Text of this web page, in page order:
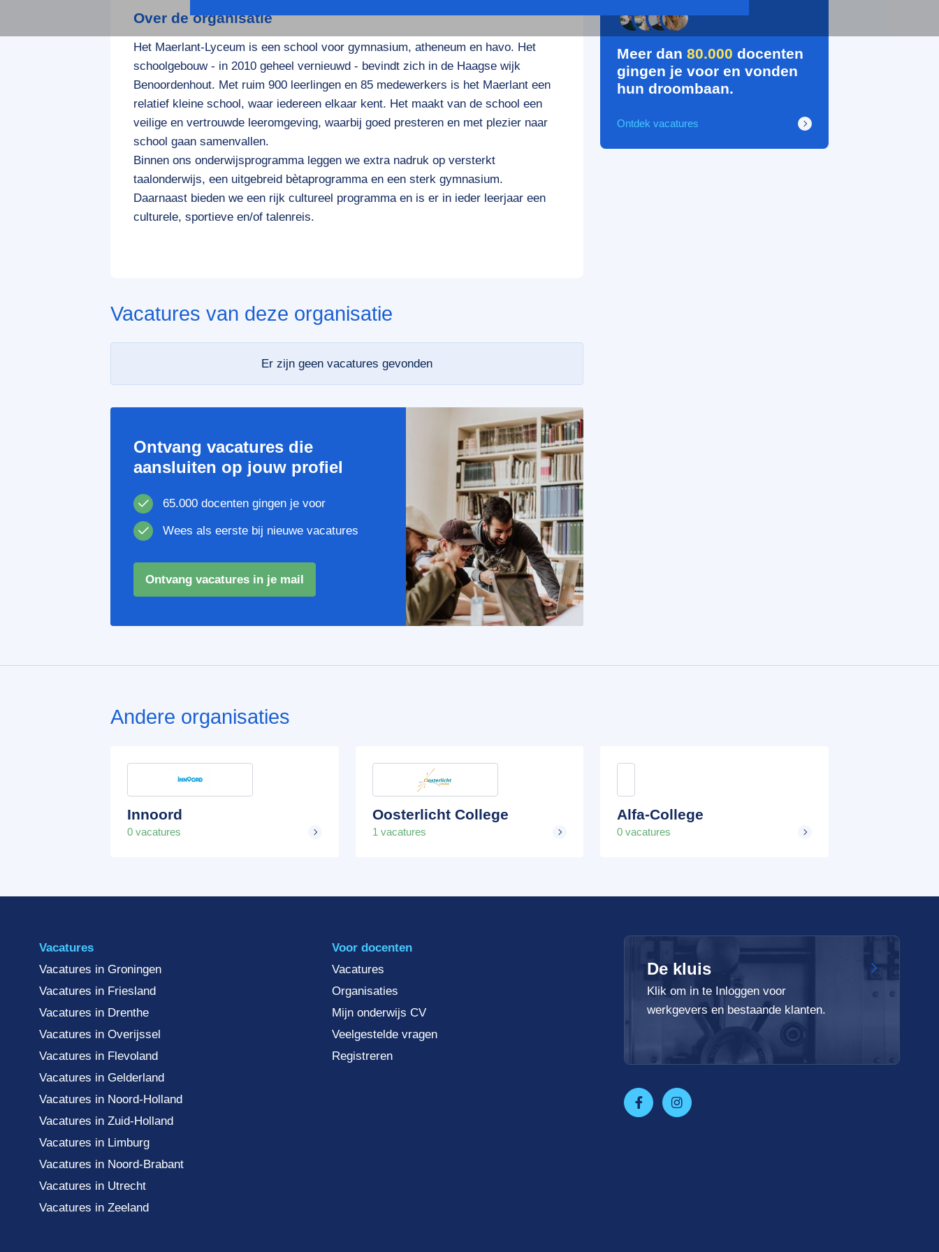
Over de organisatie
Het Maerlant-Lyceum is een school voor gymnasium, atheneum en havo. Het
schoolgebouw - in 2010 geheel vernieuwd - bevindt zich in de Haagse wijk
Benoordenhout. Met ruim 900 leerlingen en 85 medewerkers is het Maerlant een
relatief kleine school, waar iedereen elkaar kent. Het maakt van de school een
veilige en vertrouwde leeromgeving, waarbij goed presteren en met plezier naar
school gaan samenvallen.
Binnen ons onderwijsprogramma leggen we extra nadruk op versterkt
taalonderwijs, een uitgebreid bètaprogramma en een sterk gymnasium.
Daarnaast bieden we een rijk cultureel programma en is er in ieder leerjaar een
culturele, sportieve en/of talenreis.
Vacatures van deze organisatie
Er zijn geen vacatures gevonden
Ontvang vacatures die
aansluiten op jouw profiel
65.000 docenten gingen je voor
Wees als eerste bij nieuwe vacatures
Ontvang vacatures in je mail
Meer dan80.000 docenten
gingen je voor en vonden
hun droombaan.
Ontdek vacatures
Andere organisaties
Innoord
0 vacatures
Oosterlicht College
1 vacatures
Alfa-College
0 vacatures
Vacatures
Vacatures in Groningen
Vacatures in Friesland
Vacatures in Drenthe
Vacatures in Overijssel
Vacatures in Flevoland
Vacatures in Gelderland
Vacatures in Noord-Holland
Vacatures in Zuid-Holland
Vacatures in Limburg
Vacatures in Noord-Brabant
Vacatures in Utrecht
Vacatures in Zeeland
Voor docenten
Vacatures
Organisaties
Mijn onderwijs CV
Veelgestelde vragen
Registreren
De kluis
Klik om in te Inloggen voor
werkgevers en bestaande klanten.